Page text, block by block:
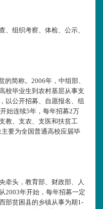
、组织考察、体检、公示、
的简称。2006年，中组部、
校毕业生到农村基层从事支
以公开招募、自愿报名、组
始连续5年，每年招募2万
教、支农、支医和扶贫工
要为全国普通高校应届毕
牵头，教育部、财政部、人
2003年开始，每年招募一定
部贫困县的乡镇从事为期1-